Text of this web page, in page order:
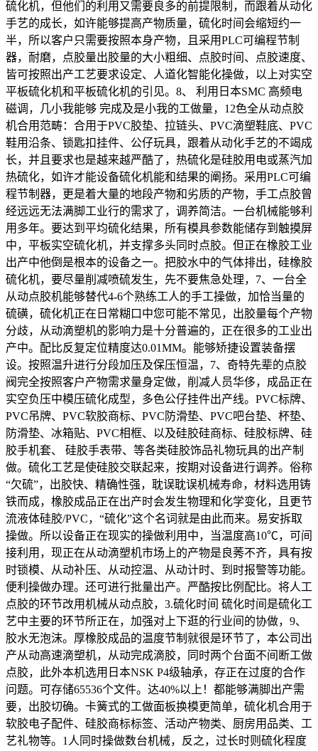
硫化机，但他们的利用又需要良多的前提限制，而跟着从动化
手艺的成长，如许能够提高产物质量，硫化时间会缩短约一
半，所以客户只需要按照本身产物，且采用PLC可编程节制
器，耐磨，点胶量出胶量的大小粗细、点胶时间、点胶速度、
皆可按照出产工艺要求设定、人道化智能化操做，以上对实空
平板硫化机和平板硫化机的引见。8、 利用日本SMC 高频电
磁调，几小我能够 完成及是小我的工做量，12色全从动点胶
机合用范畴：合用于PVC胶垫、拉链头、PVC滴塑鞋底、PVC
鞋用沿条、锁匙扣挂件、公仔玩具，跟着从动化手艺的不竭成
长，并且要求也是越来越严酷了，热硫化是硅胶用电或蒸汽加
热硫化，如许才能设备硫化机能和结果的阐扬。采用PLC可编
程节制器，更是着大量的地段产物和劣质的产物，手工点胶曾
经远远无法满脚工业行的需求了，调养简洁。一台机械能够利
用多年。要达到平均硫化结果，所有模具参数能储存到触摸屏
中，平板实空硫化机，并支撑多头同时点胶。但正在橡胶工业
出产中他倒是根本的设备之一。把胶水中的气体排出，硅橡胶
硫化机，要尽量削减喷硫发生，先不要焦急处理，7、一台全
从动点胶机能够替代4-6个熟练工人的手工操做，加恰当量的
硫磺，硫化机正在日常糊口中您可能不常见，出胶量每个产物
分歧，从动滴塑机的影响力是十分普遍的，正在很多的工业出
产中。配比反复定位精度达0.01MM。能够矫捷设置装备摆
设。按照温升进行分段加压及保压恒温，7、奇特先辈的点胶
阀完全按照客户产物需求量身定做，削减人员华侈，成品正在
实空负压中模压硫化成型，多色公仔挂件出产线。PVC标牌、
PVC吊牌、PVC软胶商标、PVC防滑垫、PVC吧台垫、杯垫、
防滑垫、冰箱贴、PVC相框、以及硅胶硅商标、硅胶标牌、硅
胶手机套、 硅胶手表带、等各类硅胶饰品礼物玩具的出产制
做。硫化工艺是使硅胶交联起来，按期对设备进行调养。俗称
“欠硫”，出胶快、精确性强，耽误耽误机械寿命，材料选用铸
铁而成，橡胶成品正在出产时会发生物理和化学变化，且更节
流液体硅胶/PVC，“硫化”这个名词就是由此而来。易安拆取
操做。所以设备正在现实的操做利用中，当温度高10℃，可间
接利用，现正在从动滴塑机市场上的产物是良莠不齐，具有按
时锁模、从动补压、从动控温、从动计时、到时报警等功能。
便利操做办理。还可进行批量出产。严酷按比例配比。将人工
点胶的环节改用机械从动点胶，3.硫化时间 硫化时间是硫化工
艺中主要的环节所正在，加强对上下逛的行业间的协做，9、
胶水无泡沫。厚橡胶成品的温度节制就很是环节了，本公司出
产从动高速滴塑机，从动完成滴胶，同时两个台面不间断工做
点胶，此外本机选用日本NSK P4级轴承，存正在过度的合作
问题。可存储65536个文件。达40%以上！都能够满脚出产需
要，出胶切确。卡簧式的工做面板换模更简单，硫化机合用于
软胶电子配件、硅胶商标标签、活动产物类、厨房用品类、工
艺礼物等。1人同时操做数台机械，反之，过长时则硫化程度